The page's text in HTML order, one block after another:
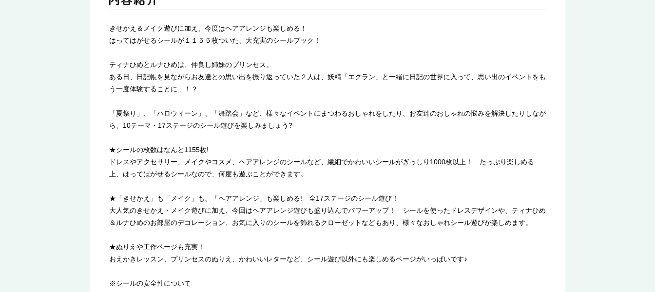
きせかえ＆メイク遊びに加え、今度はヘアアレンジも楽しめる！
はってはがせるシールが１１５５枚ついた、大充実のシールブック！
ティナひめとルナひめは、仲良し姉妹のプリンセス。
ある日、日記帳を見ながらお友達との思い出を振り返っていた２人は、妖精「エクラン」と一緒に日記の世界に入って、思い出のイベントをも
う一度体験することに…！？
「夏祭り」、「ハロウィーン」、「舞踏会」など、様々なイベントにまつわるおしゃれをしたり、お友達のおしゃれの悩みを解決したりしなが
ら、10テーマ・17ステージのシール遊びを楽しみましょう?
★シールの枚数はなんと1155枚!
ドレスやアクセサリー、メイクやコスメ、ヘアアレンジのシールなど、繊細でかわいいシールがぎっしり1000枚以上！ たっぷり楽しめる
上、はってはがせるシールなので、何度も遊ぶことができます。
★「きせかえ」も「メイク」も、「ヘアアレンジ」も楽しめる! 全17ステージのシール遊び！
大人気のきせかえ・メイク遊びに加え、今回はヘアアレンジ遊びも盛り込んでパワーアップ！ シールを使ったドレスデザインや、ティナひめ
＆ルナひめのお部屋のデコレーション、お気に入りのシールを飾れるクローゼットなどもあり、様々なおしゃれシール遊びが楽しめます。
★ぬりえや工作ページも充実！
おえかきレッスン、プリンセスのぬりえ、かわいいレターなど、シール遊び以外にも楽しめるページがいっぱいです♪
※シールの安全性について